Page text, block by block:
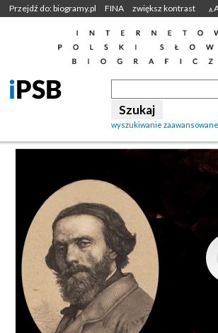
Przejdź do: biogramy.pl FINA zwiększ kontrast A
wyszukiwanie zaawansowane